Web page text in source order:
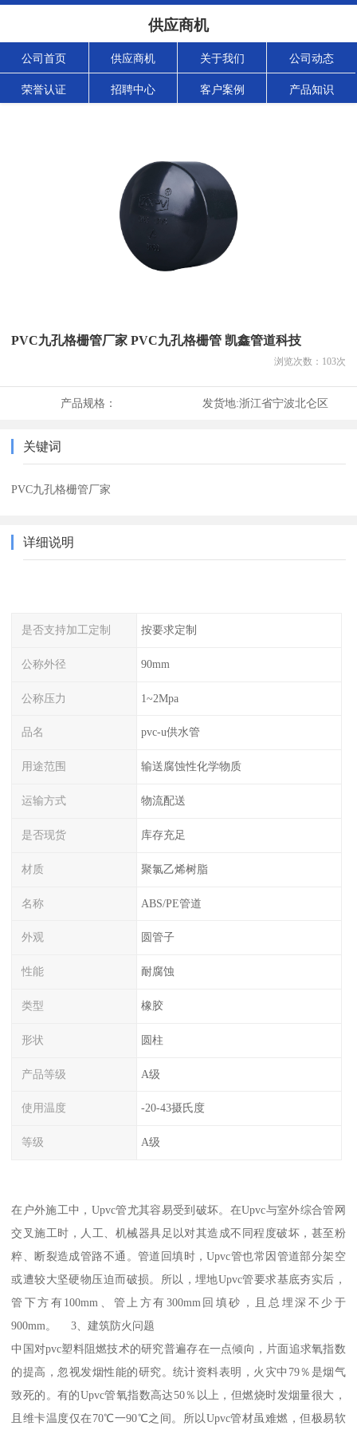
供应商机
公司首页 供应商机 关于我们 公司动态
荣誉认证 招聘中心 客户案例 产品知识
PVC九孔格栅管厂家 PVC九孔格栅管 凯鑫管道科技
浏览次数： 103次
产品规格： 发货地:浙江省宁波北仑区
关键词
PVC九孔格栅管厂家
详细说明
是否支持加工定制 按要求定制
公称外径 90mm
公称压力 1~2Mpa
品名 pvc-u供水管
用途范围 输送腐蚀性化学物质
运输方式 物流配送
是否现货 库存充足
材质 聚氯乙烯树脂
名称 ABS/PE管道
外观 圆管子
性能 耐腐蚀
类型 橡胶
形状 圆柱
产品等级 A级
使用温度 -20-43摄氏度
等级 A级
在户外施工中，Upvc管尤其容易受到破坏。在Upvc与室外综合管网
交叉施工时，人工、机械器具足以对其造成不同程度破坏，甚至粉
粹、断裂造成管路不通。管道回填时，Upvc管也常因管道部分架空
或遭较大坚硬物压迫而破损。所以，埋地Upvc管要求基底夯实后，
管下方有100mm、管上方有300mm回填砂，且总埋深不少于
900mm。 3、建筑防火问题
中国对pvc塑料阻燃技术的研究普遍存在一点倾向，片面追求氧指数
的提高，忽视发烟性能的研究。统计资料表明，火灾中79％是烟气
致死的。有的Upvc管氧指数高达50％以上，但燃烧时发烟量很大，
且维卡温度仅在70℃一90℃之间。所以Upvc管材虽难燃，但极易软